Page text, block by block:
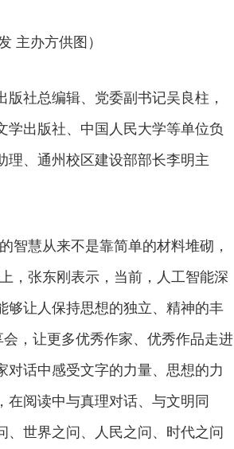
主办方供图）
社总编辑、党委副书记吴良柱，
出版社、中国人民大学等单位负
理、通州校区建设部部长李明主
智慧从来不是靠简单的材料堆砌，
，张东刚表示，当前，人工智能深
够让人保持思想的独立、精神的丰
，让更多优秀作家、优秀作品走进
话中感受文字的力量、思想的力
阅读中与真理对话、与文明同
世界之问、人民之问、时代之问